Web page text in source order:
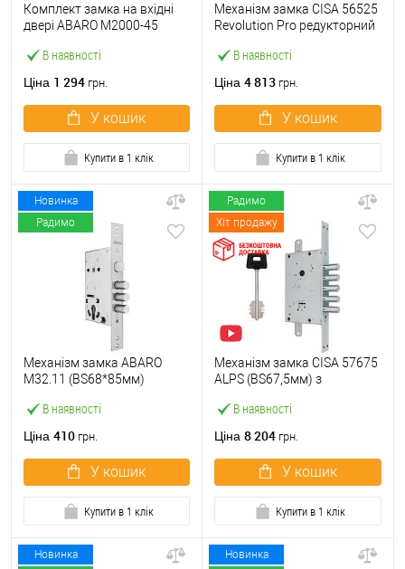
В наявності
Комплект замка на вхідні
двері ABARO M2000-45
B100 70T і ручками KEDR
Ціна 1 294 грн.
У кошик
Купити в 1 клік
В наявності
Механізм замка CISA 56525
Revolution Pro редукторний
хром матовий
Ціна 4 813 грн.
У кошик
Купити в 1 клік
Новинка
Радимо
В наявності
Механізм замка ABARO
M32.11 (BS68*85мм)
Ціна 410 грн.
У кошик
Купити в 1 клік
Радимо
Хіт продажу
В наявності
Механізм замка CISA 57675
ALPS (BS67,5мм) з
матовий
Ціна 8 204 грн.
У кошик
Купити в 1 клік
Новинка
Новинка